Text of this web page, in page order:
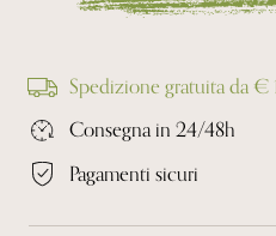
Spedizione gratuita da €
Consegna in 24/48h
Pagamenti sicuri